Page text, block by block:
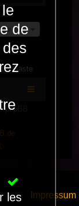
zu
6 Gäste
Impressum
de
les